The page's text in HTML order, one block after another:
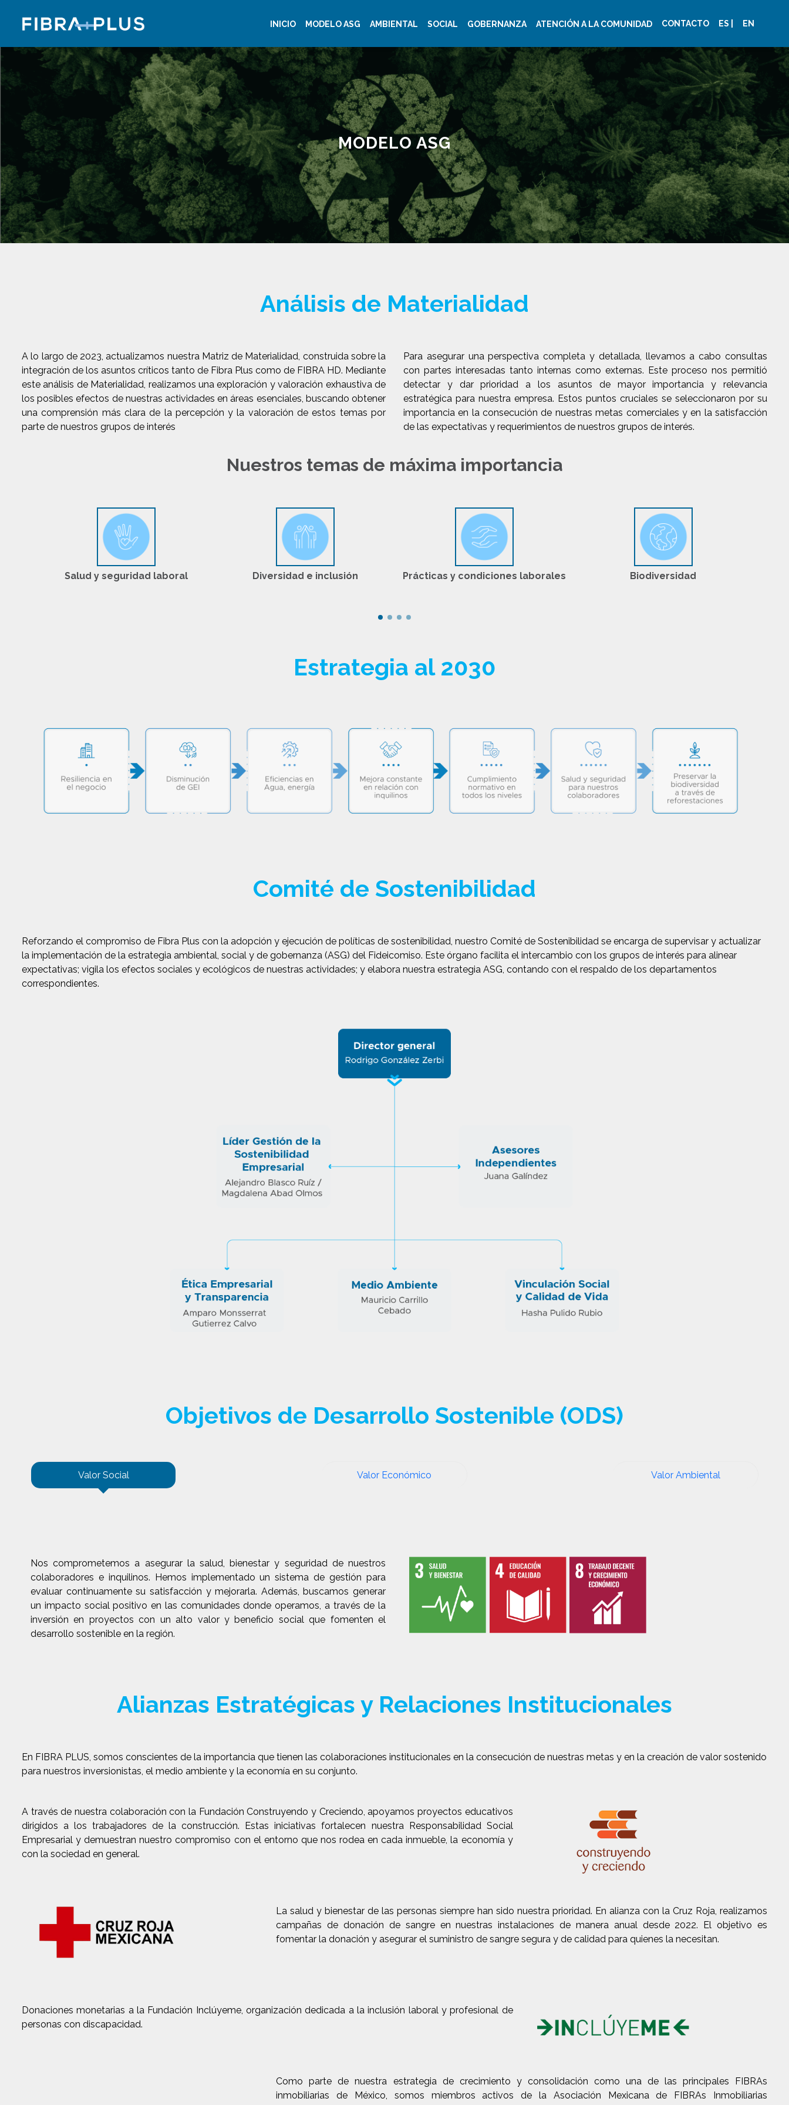
INICIO MODELO ASG AMBIENTAL SOCIAL GOBERNANZA ATENCIÓN A LA COMUNIDAD CONTACTO ES | EN
MODELO ASG
Análisis de Materialidad
A lo largo de 2023, actualizamos nuestra Matriz de Materialidad, construida sobre la
integración de los asuntos críticos tanto de Fibra Plus como de FIBRA HD. Mediante
este análisis de Materialidad, realizamos una exploración y valoración exhaustiva de
los posibles efectos de nuestras actividades en áreas esenciales, buscando obtener
una comprensión más clara de la percepción y la valoración de estos temas por
parte de nuestros grupos de interés
Para asegurar una perspectiva completa y detallada, llevamos a cabo consultas
con partes interesadas tanto internas como externas. Este proceso nos permitió
detectar y dar prioridad a los asuntos de mayor importancia y relevancia
estratégica para nuestra empresa. Estos puntos cruciales se seleccionaron por su
importancia en la consecución de nuestras metas comerciales y en la satisfacción
de las expectativas y requerimientos de nuestros grupos de interés.
Nuestros temas de máxima importancia
Salud y seguridad laboral Diversidad e inclusión Prácticas y condiciones laborales Biodiversidad
Estrategia al 2030
Comité de Sostenibilidad
Reforzando el compromiso de Fibra Plus con la adopción y ejecución de políticas de sostenibilidad, nuestro Comité de Sostenibilidad se encarga de supervisar y actualizar
la implementación de la estrategia ambiental, social y de gobernanza (ASG) del Fideicomiso. Este órgano facilita el intercambio con los grupos de interés para alinear
expectativas; vigila los efectos sociales y ecológicos de nuestras actividades; y elabora nuestra estrategia ASG, contando con el respaldo de los departamentos
correspondientes.
Objetivos de Desarrollo Sostenible (ODS)
Valor Social Valor Económico Valor Ambiental
Nos comprometemos a asegurar la salud, bienestar y seguridad de nuestros
colaboradores e inquilinos. Hemos implementado un sistema de gestión para
evaluar continuamente su satisfacción y mejorarla. Además, buscamos generar
un impacto social positivo en las comunidades donde operamos, a través de la
inversión en proyectos con un alto valor y beneficio social que fomenten el
desarrollo sostenible en la región.
Alianzas Estratégicas y Relaciones Institucionales
En FIBRA PLUS, somos conscientes de la importancia que tienen las colaboraciones institucionales en la consecución de nuestras metas y en la creación de valor sostenido
para nuestros inversionistas, el medio ambiente y la economía en su conjunto.
A través de nuestra colaboración con la Fundación Construyendo y Creciendo, apoyamos proyectos educativos
dirigidos a los trabajadores de la construcción. Estas iniciativas fortalecen nuestra Responsabilidad Social
Empresarial y demuestran nuestro compromiso con el entorno que nos rodea en cada inmueble, la economía y
con la sociedad en general.
La salud y bienestar de las personas siempre han sido nuestra prioridad. En alianza con la Cruz Roja, realizamos
campañas de donación de sangre en nuestras instalaciones de manera anual desde 2022. El objetivo es
fomentar la donación y asegurar el suministro de sangre segura y de calidad para quienes la necesitan.
Donaciones monetarias a la Fundación Inclúyeme, organización dedicada a la inclusión laboral y profesional de
personas con discapacidad.
Como parte de nuestra estrategia de crecimiento y consolidación como una de las principales FIBRAs
inmobiliarias de México, somos miembros activos de la Asociación Mexicana de FIBRAs Inmobiliarias